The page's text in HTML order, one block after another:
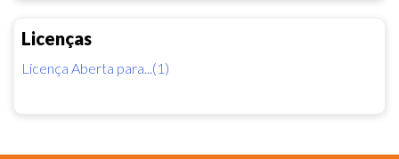
Licenças
Licença Aberta para...(1)